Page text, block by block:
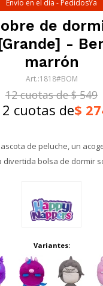
Envío en el día - PedidosYa
de
-
marrón
1818#BOM
12 cuotas de $ 549
cuotas de$
de peluche, un
bolsa de dormir
Variantes: